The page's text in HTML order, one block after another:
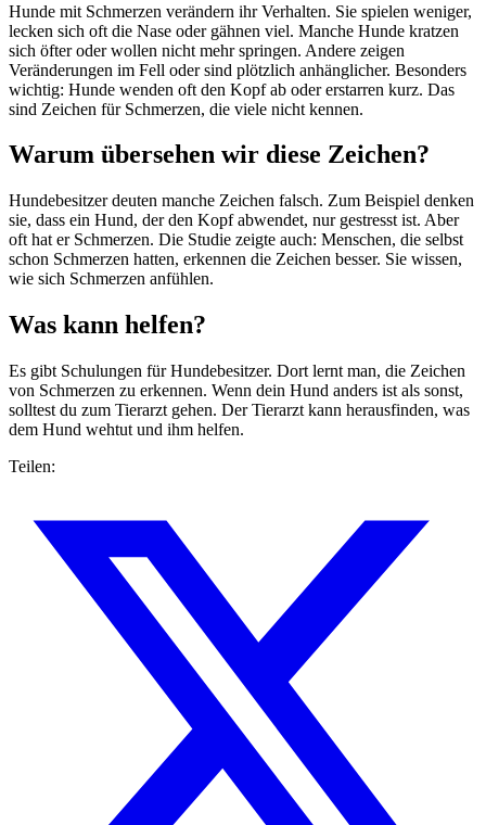
Hunde mit Schmerzen verändern ihr Verhalten. Sie spielen weniger,
lecken sich oft die Nase oder gähnen viel. Manche Hunde kratzen
sich öfter oder wollen nicht mehr springen. Andere zeigen
Veränderungen im Fell oder sind plötzlich anhänglicher. Besonders
wichtig: Hunde wenden oft den Kopf ab oder erstarren kurz. Das
sind Zeichen für Schmerzen, die viele nicht kennen.
Warum übersehen wir diese Zeichen?
Hundebesitzer deuten manche Zeichen falsch. Zum Beispiel denken
sie, dass ein Hund, der den Kopf abwendet, nur gestresst ist. Aber
oft hat er Schmerzen. Die Studie zeigte auch: Menschen, die selbst
schon Schmerzen hatten, erkennen die Zeichen besser. Sie wissen,
wie sich Schmerzen anfühlen.
Was kann helfen?
Es gibt Schulungen für Hundebesitzer. Dort lernt man, die Zeichen
von Schmerzen zu erkennen. Wenn dein Hund anders ist als sonst,
solltest du zum Tierarzt gehen. Der Tierarzt kann herausfinden, was
dem Hund wehtut und ihm helfen.
Teilen: